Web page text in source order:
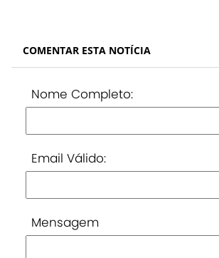
COMENTAR ESTA NOTÍCIA
Nome Completo:
Email Válido:
Mensagem